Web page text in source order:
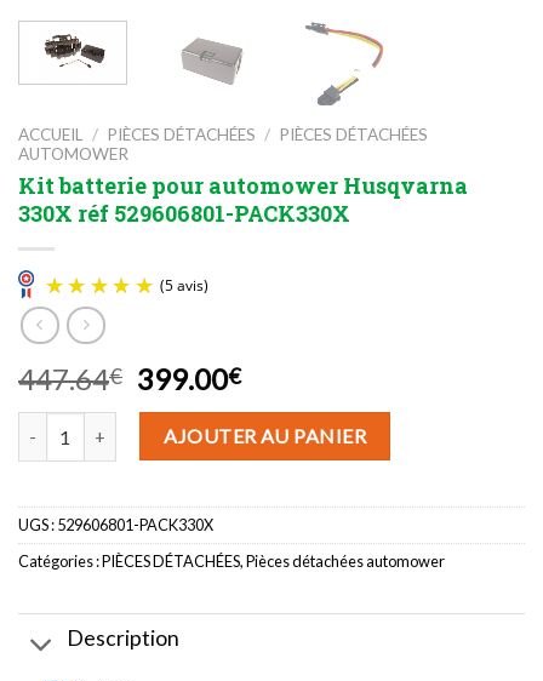
ACCUEIL / PIÈCES DÉTACHÉES / PIÈCES DÉTACHÉES
AUTOMOWER
Kit batterie pour automower Husqvarna
330X réf 529606801-PACK330X
(5 avis)
447.64€ Le
prix
initial
était :
399.00€Le
prix
actuel
est :
AJOUTER AU PANIER
UGS :529606801-PACK330X
Catégories :PIÈCES DÉTACHÉES,Pièces détachées automower
Description